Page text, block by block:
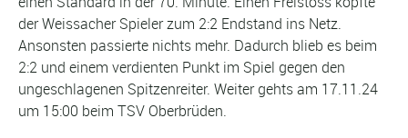
der Weissacher Spieler zum 2:2 Endstand ins Netz.
Ansonsten passierte nichts mehr. Dadurch blieb es beim
2:2 und einem verdienten Punkt im Spiel gegen den
ungeschlagenen Spitzenreiter. Weiter gehts am 17.11.24
um 15:00 beim TSV Oberbrüden.